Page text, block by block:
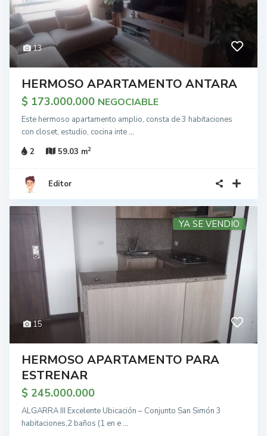
13
HERMOSO APARTAMENTO ANTARA
$ 173.000.000 NEGOCIABLE
Este hermoso apartamento amplio, consta de 3 habitaciones
con closet, estudio, cocina inte...
2
59.03 m2
Editor
15
YA SE VENDIO
HERMOSO APARTAMENTO PARA
ESTRENAR
$ 245.000.000
ALGARRA III Excelente Ubicación – Conjunto San Simón 3
habitaciones,2 baños (1 en e...